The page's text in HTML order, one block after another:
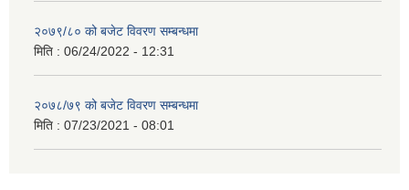
२०७९/८० को बजेट विवरण सम्बन्धमा
मिति : 06/24/2022 - 12:31
२०७८/७९ को बजेट विवरण सम्बन्धमा
मिति : 07/23/2021 - 08:01